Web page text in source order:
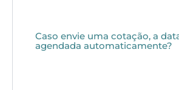
Caso envie uma cotação, a
agendada automaticamente?